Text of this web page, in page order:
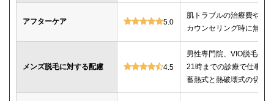
アフターケア 5.0
肌トラブルの治療費や薬
カウンセリング時に無料
メンズ脱毛に対する配慮 4.5
男性専門院、VIO脱毛の
21時までの診療で仕事帰
蓄熱式と熱破壊式の切替